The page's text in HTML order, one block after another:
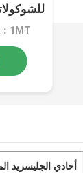
1MT